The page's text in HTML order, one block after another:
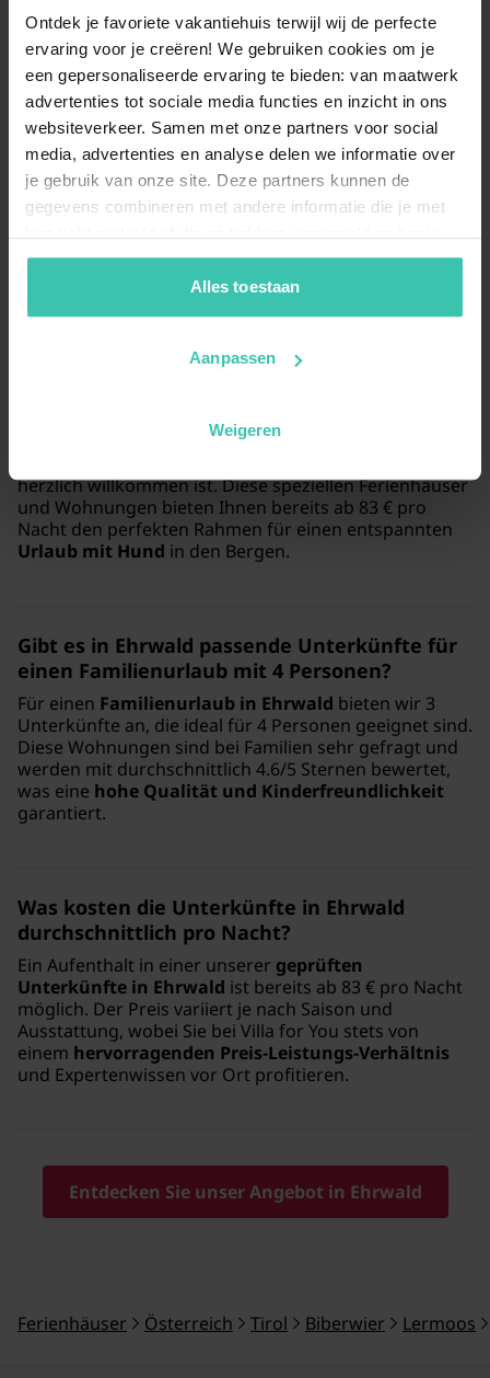
Ontdek je favoriete vakantiehuis terwijl wij de perfecte
ervaring voor je creëren! We gebruiken cookies om je
een gepersonaliseerde ervaring te bieden: van maatwerk
advertenties tot sociale media functies en inzicht in ons
websiteverkeer. Samen met onze partners voor social
media, advertenties en analyse delen we informatie over
je gebruik van onze site. Deze partners kunnen de
gegevens combineren met andere informatie die je met
van je gebruik van hun diensten. Zo zorgen we ervoor dat
jouw vakantiezoektocht soepel en op maat verloopt!
Alles toestaan
Aanpassen
Weigeren
Wintersportler ausgerichtet sind, finden Sie dort oft
praktische Extras wie Skikeller für Ihre Ausrüstung.
Kann ich in Ehrwald auch kurzfristig eine
Unterkunft für eine Übernachtung finden?
Wenn Sie spontanin Ehrwald übernachtenmöchten,
finden Sie bei uns regelmäßig attraktive Last-Minute-
Angebote für verschiedene Objekttypen. Da jedes
Ferienhaus von unseren Experten persönlich
besucht
kurzfristigen Buchung auf geprüfte Qualität verlassen.
hundefreundliche
herzlich willkommen ist. Diese speziellen Ferienhäuser
und Wohnungen bieten Ihnen bereits ab 83 € pro
Nacht den perfekten Rahmen für einen entspannten
Urlaub mit Hund in den Bergen.
Gibt es in Ehrwald passende Unterkünfte für
einen Familienurlaub mit 4 Personen?
Für einen Familienurlaub in Ehrwald bieten wir 3
Unterkünfte an, die ideal für 4 Personen geeignet sind.
Diese Wohnungen sind bei Familien sehr gefragt und
werden mit durchschnittlich 4.6/5 Sternen bewertet,
was eine hohe Qualität und Kinderfreundlichkeit
garantiert.
Was kosten die Unterkünfte in Ehrwald
durchschnittlich pro Nacht?
Ein Aufenthalt in einer unserer geprüften
Unterkünfte in Ehrwald ist bereits ab 83 € pro Nacht
möglich. Der Preis variiert je nach Saison und
Ausstattung, wobei Sie bei Villa for You stets von
einem hervorragenden Preis-Leistungs-Verhältnis
und Expertenwissen vor Ort profitieren.
Entdecken Sie unser Angebot in Ehrwald
Ferienhäuser Österreich Tirol Biberwier Lermoos